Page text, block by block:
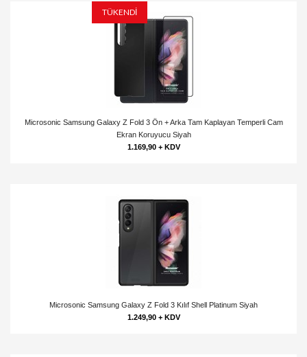
TÜKENDİ
Microsonic Samsung Galaxy Z Fold 3 Ön + Arka Tam Kaplayan Temperli Cam
Ekran Koruyucu Siyah
1.169,90 + KDV
Microsonic Samsung Galaxy Z Fold 3 Kılıf Shell Platinum Siyah
1.249,90 + KDV